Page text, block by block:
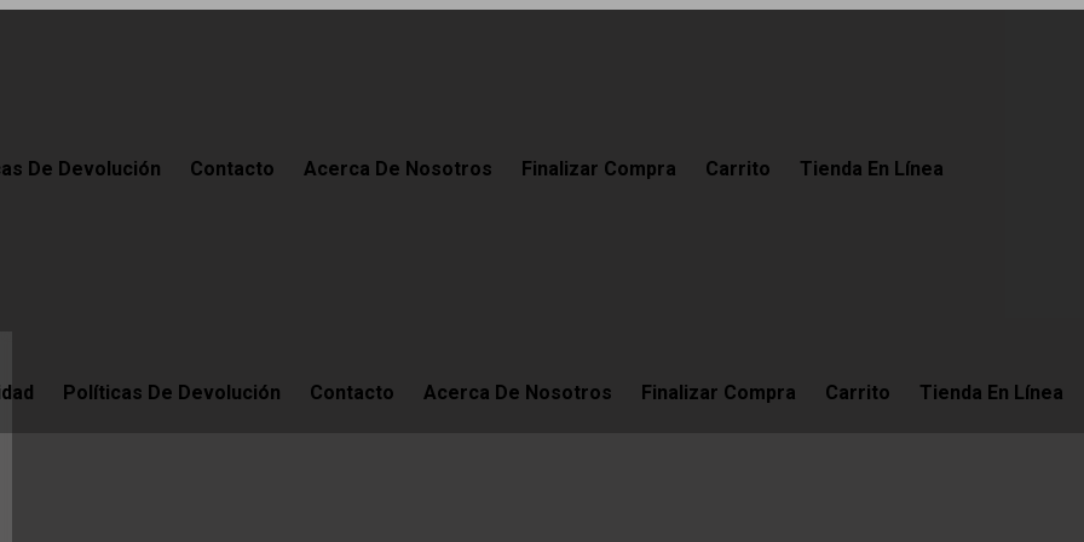
De Devolución Contacto Acerca De Nosotros Finalizar Compra Carrito Tienda En Línea
Políticas De Devolución Contacto Acerca De Nosotros Finalizar Compra Carrito Tienda En Línea